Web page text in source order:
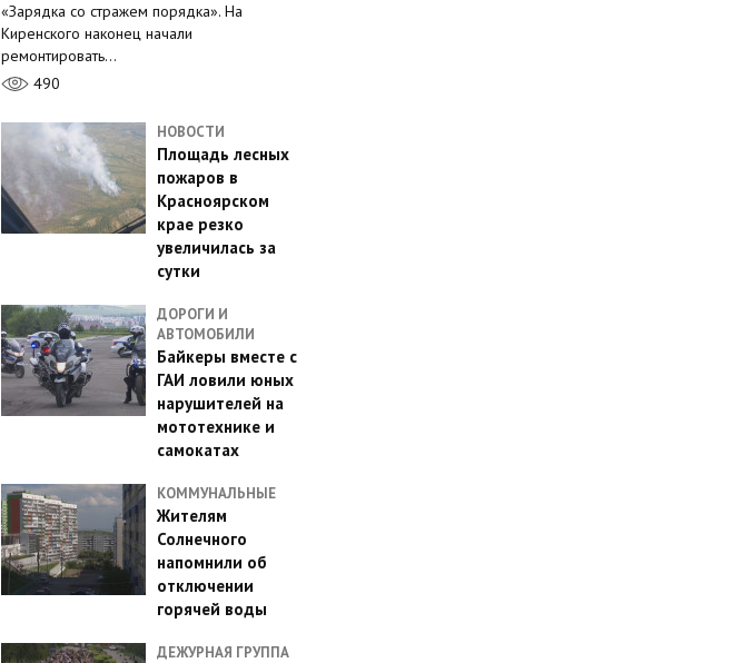
«Зарядка со стражем порядка». На
Киренского наконец начали
ремонтировать…
490
НОВОСТИ
Площадь лесных
пожаров в
Красноярском
крае резко
увеличилась за
сутки
ДОРОГИ И
АВТОМОБИЛИ
Байкеры вместе с
ГАИ ловили юных
нарушителей на
мототехнике и
самокатах
КОММУНАЛЬНЫЕ
Жителям
Солнечного
напомнили об
отключении
горячей воды
ДЕЖУРНАЯ ГРУППА